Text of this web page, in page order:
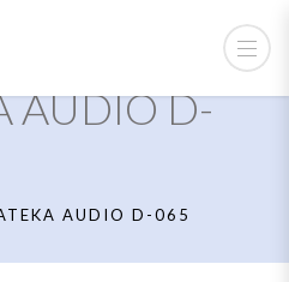
AUDIO D-
AUDIO D-065